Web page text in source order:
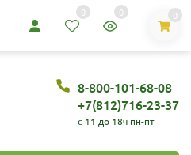
0 0 0
8-800-101-68-08
+7(812)716-23-37
c 11 до 18ч пн-пт